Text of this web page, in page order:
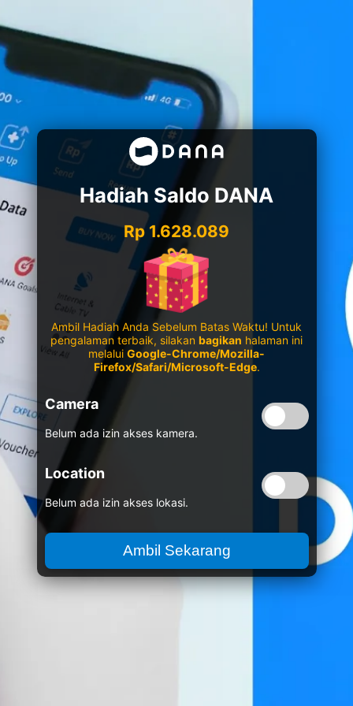
Hadiah Saldo DANA
Rp 1.628.089
Ambil Hadiah Anda Sebelum Batas Waktu! Untuk
pengalaman terbaik, silakan bagikan halaman ini
melalui Google-Chrome/Mozilla-
Firefox/Safari/Microsoft-Edge.
Camera
Belum ada izin akses kamera.
Location
Belum ada izin akses lokasi.
Ambil Sekarang